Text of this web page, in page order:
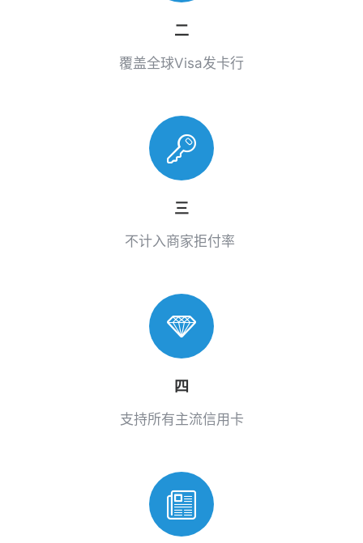
二
覆盖全球Visa发卡行
三
不计入商家拒付率
四
支持所有主流信用卡